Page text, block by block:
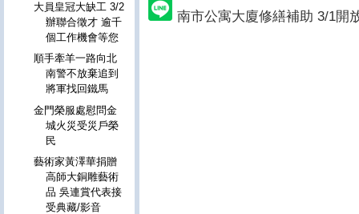
南市公寓大廈修繕補助 3/1開
大員皇冠大缺工 3/2
辦聯合徵才 逾千
個工作機會等您
順手牽羊一路向北
南警不放棄追到
將軍找回鐵馬
金門榮服處慰問金
城火災受災戶榮
民
藝術家黃澤華捐贈
高師大銅雕藝術
品 吳連賞代表接
受典藏/影音